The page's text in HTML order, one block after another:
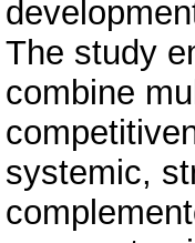
The study
combine
systemic,